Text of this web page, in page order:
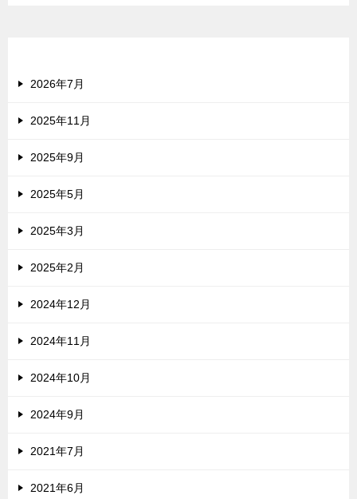
2026年7月
2025年11月
2025年9月
2025年5月
2025年3月
2025年2月
2024年12月
2024年11月
2024年10月
2024年9月
2021年7月
2021年6月